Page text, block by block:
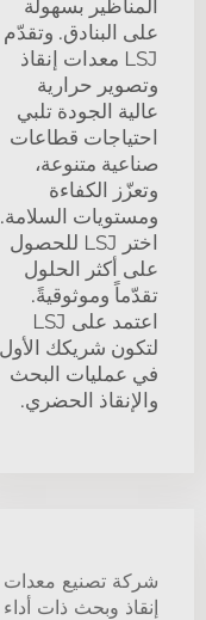
المناظير بسهولة
على البنادق. وتقدّم
LSJ معدات إنقاذ
وتصوير حرارية
عالية الجودة تلبي
احتياجات قطاعات
صناعية متنوعة،
وتعزّز الكفاءة
ومستويات السلامة.
اختر LSJ للحصول
على أكثر الحلول
تقدّماً وموثوقيةً.
اعتمد على LSJ
لتكون شريكك الأول
في عمليات البحث
والإنقاذ الحضري.
شركة تصنيع معدات
إنقاذ وبحث ذات أداء